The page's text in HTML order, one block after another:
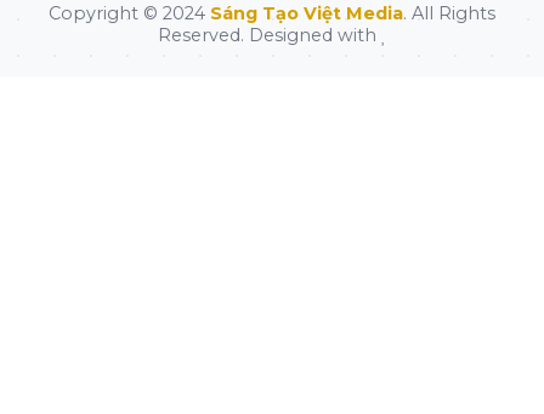
Copyright © 2024 Sáng Tạo Việt Media. All Rights
Reserved. Designed with